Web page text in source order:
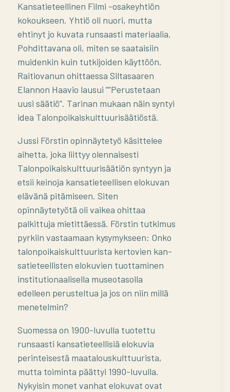
Kansatieteellinen Filmi -osakeyhtiön
kokoukseen. Yhtiö oli nuori, mutta
ehtinyt jo kuvata runsaasti materiaalia.
Pohdittavana oli, miten se saataisiin
muidenkin kuin tutkijoiden käyttöön.
Raitiovanun ohittaessa Siltasaaren
Elannon Haavio lausui ””Perustetaan
uusi säätiö”. Tarinan mukaan näin syntyi
idea Talonpoikaiskulttuurisäätiöstä.
Jussi Förstin opinnäytetyö käsittelee
aihetta, joka liittyy olennaisesti
Talonpoikaiskulttuurisäätiön syntyyn ja
etsii keinoja kansatieteellisen elokuvan
elävänä pitämiseen. Siten
opinnäytetyötä oli vaikea ohittaa
palkittuja mietittäessä. Förstin tutkimus
pyrkiin vastaamaan kysymykseen: Onko
talonpoikaiskulttuurista kertovien kan-
satieteellisten elokuvien tuottaminen
institutionaalisella museotasolla
edelleen perusteltua ja jos on niin millä
menetelmin?
Suomessa on 1900-luvulla tuotettu
runsaasti kansatieteellisiä elokuvia
perinteisestä maatalouskulttuurista,
mutta toiminta päättyi 1990-luvulla.
Nykyisin monet vanhat elokuvat ovat